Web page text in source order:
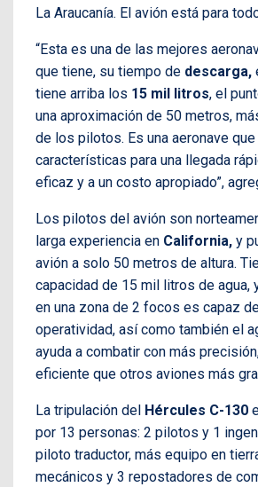
La Araucanía. El avión está para
“Esta es una de las mejores
que tiene, su tiempo de descarga,
tiene arriba los 15 mil litros, el
una aproximación de 50 metros,
de los pilotos. Es una aeronave
características para una llegada
eficaz y a un costo apropiado”,
Los pilotos del avión son
larga experiencia en California, y
avión a solo 50 metros de altura.
capacidad de 15 mil litros de agua,
en una zona de 2 focos es capaz
operatividad, así como también el
ayuda a combatir con más
eficiente que otros aviones más
La tripulación del Hércules C-130
por 13 personas: 2 pilotos y 1
piloto traductor, más equipo en
mecánicos y 3 repostadores de